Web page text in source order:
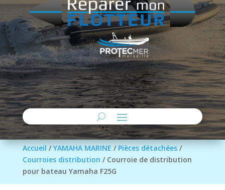
Accueil /YAMAHA MARINE / Pièces détachées/
Courroies distribution / Courroie de distribution
pour bateau Yamaha F25G